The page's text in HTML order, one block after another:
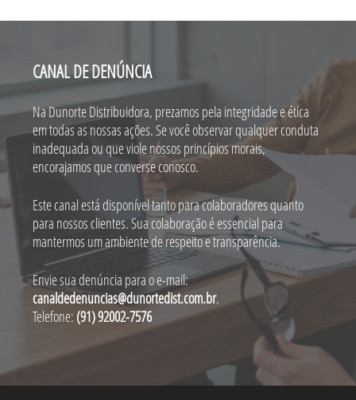
CANAL DE DENÚNCIA
Na Dunorte Distribuidora, prezamos pela integridade e ética
em todas as nossas ações. Se você observar qualquer conduta
inadequada ou que viole nossos princípios morais,
encorajamos que converse conosco.
Este canal está disponível tanto para colaboradores quanto
para nossos clientes. Sua colaboração é essencial para
mantermos um ambiente de respeito e transparência.
Envie sua denúncia para o e-mail:
canaldedenuncias@dunortedist.com.br.
Telefone: (91) 92002-7576